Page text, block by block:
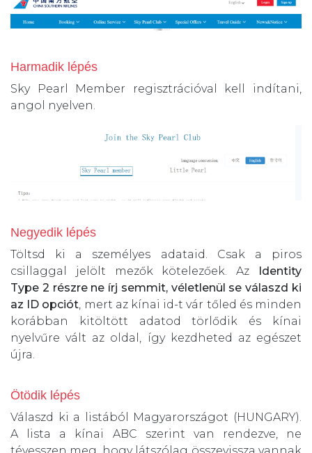
Harmadik lépés
Sky Pearl Member regisztrációval kell indítani,
angol nyelven.
Negyedik lépés
Töltsd ki a személyes adataid. Csak a piros
csillaggal jelölt mezők kötelezőek. Az
Identity
Type 2 részre ne írj semmit, véletlenül se válaszd ki
az ID opciót, mert az kínai id-t vár tőled és minden
korábban kitöltött adatod törlődik és kínai
nyelvűre vált az oldal, így kezdheted az egészet
újra.
Ötödik lépés
Válaszd ki a listából Magyarországot (HUNGARY).
A lista a kínai ABC szerint van rendezve, ne